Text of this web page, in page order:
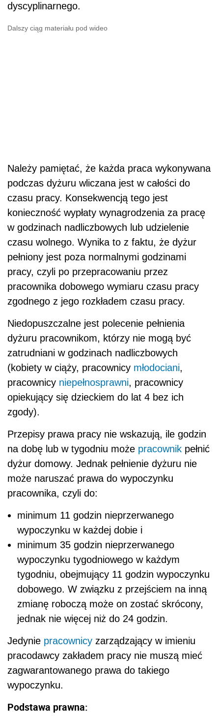
dyscyplinarnego.
Dalszy ciąg materiału pod wideo
Należy pamiętać, że każda praca wykonywana
podczas dyżuru wliczana jest w całości do
czasu pracy. Konsekwencją tego jest
konieczność wypłaty wynagrodzenia za pracę
w godzinach nadliczbowych lub udzielenie
czasu wolnego. Wynika to z faktu, że dyżur
pełniony jest poza normalnymi godzinami
pracy, czyli po przepracowaniu przez
pracownika dobowego wymiaru czasu pracy
zgodnego z jego rozkładem czasu pracy.
Niedopuszczalne jest polecenie pełnienia
dyżuru pracownikom, którzy nie mogą być
zatrudniani w godzinach nadliczbowych
(kobiety w ciąży, pracownicy młodociani,
pracownicy niepełnosprawni, pracownicy
opiekujący się dzieckiem do lat 4 bez ich
zgody).
Przepisy prawa pracy nie wskazują, ile godzin
na dobę lub w tygodniu może pracownik pełnić
dyżur domowy. Jednak pełnienie dyżuru nie
może naruszać prawa do wypoczynku
pracownika, czyli do:
minimum 11 godzin nieprzerwanego
wypoczynku w każdej dobie i
minimum 35 godzin nieprzerwanego
wypoczynku tygodniowego w każdym
tygodniu, obejmujący 11 godzin wypoczynku
dobowego. W związku z przejściem na inną
zmianę roboczą może on zostać skrócony,
jednak nie więcej niż do 24 godzin.
Jedynie pracownicy zarządzający w imieniu
pracodawcy zakładem pracy nie muszą mieć
zagwarantowanego prawa do takiego
wypoczynku.
Podstawa prawna: